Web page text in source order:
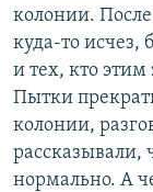
колонии.
куда-то исчез,
и тех, кто
Пытки
колонии,
рассказывали,
нормально. А